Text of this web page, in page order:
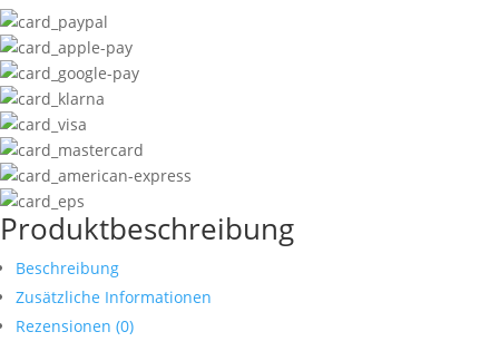
Produktbeschreibung
Beschreibung
Zusätzliche Informationen
Rezensionen (0)